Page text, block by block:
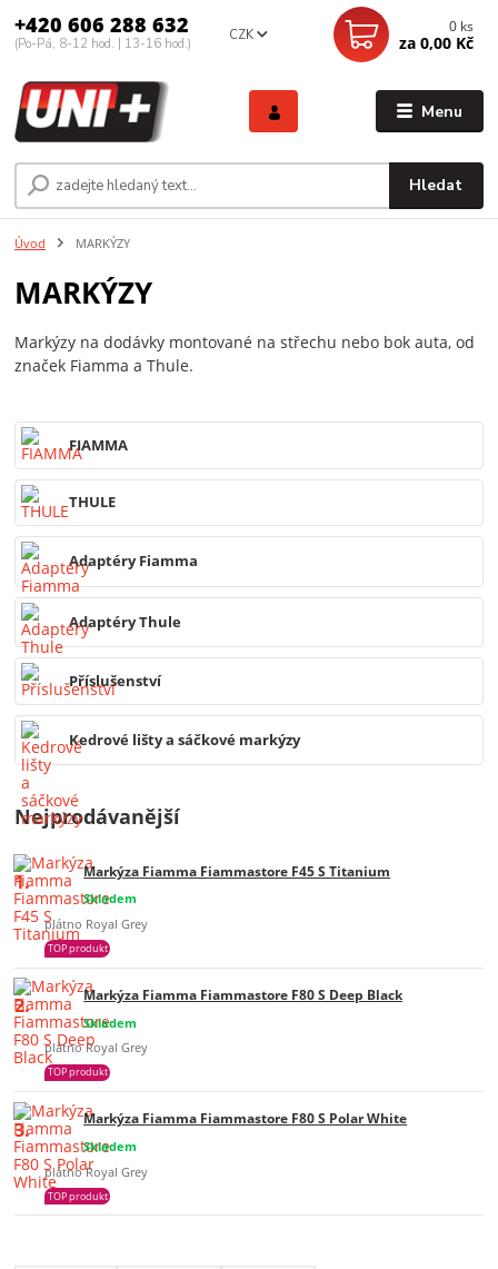
Menu
CZK
Hledat
+420 606 288 632
(Po-Pá, 8-12 hod. | 13-16 hod.)
0 ks
za 0,00 Kč
Úvod MARKÝZY
MARKÝZY
Markýzy na dodávky montované na střechu nebo bok auta, od
značek Fiamma a Thule.
FIAMMA
THULE
Adaptéry Fiamma
Adaptéry Thule
Příslušenství
Kedrové lišty a sáčkové markýzy
Nejprodávanější
1. Markýza Fiamma Fiammastore F45 S Titanium
plátno Royal Grey
Skladem
TOP produkt
2. Markýza Fiamma Fiammastore F80 S Deep Black
plátno Royal Grey
Skladem
TOP produkt
3. Markýza Fiamma Fiammastore F80 S Polar White
plátno Royal Grey
Skladem
TOP produkt